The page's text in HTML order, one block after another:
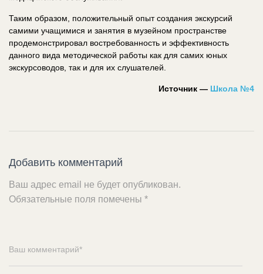
Таким образом, положительный опыт создания экскурсий
самими учащимися и занятия в музейном пространстве
продемонстрировал востребованность и эффективность
данного вида методической работы как для самих юных
экскурсоводов, так и для их слушателей.
Источник — Школа №4
Добавить комментарий
Ваш адрес email не будет опубликован.
Обязательные поля помечены *